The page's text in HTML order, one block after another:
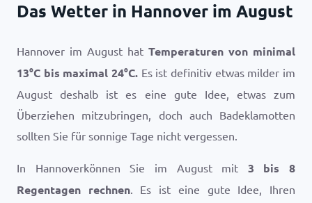
Das Wetter in Hannover im August
Hannover im August hat Temperaturen von minimal
13°C bis maximal 24°C. Es ist definitiv etwas milder im
August deshalb ist es eine gute Idee, etwas zum
Überziehen mitzubringen, doch auch Badeklamotten
sollten Sie für sonnige Tage nicht vergessen.
In Hannoverkönnen Sie im August mit 3 bis 8
Regentagen rechnen. Es ist eine gute Idee, Ihren